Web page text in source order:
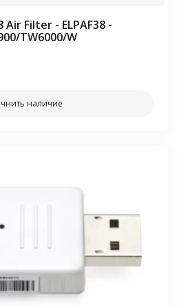
Air Filter - ELPAF38 -
TW6000/W
наличие